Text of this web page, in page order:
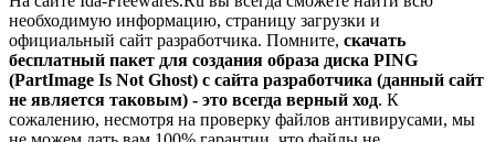
необходимую информацию, страницу загрузки и
официальный сайт разработчика. Помните, скачать
бесплатный пакет для создания образа диска PING
(PartImage Is Not Ghost) с сайта разработчика (данный сайт
не является таковым) - это всегда верный ход. К
сожалению, несмотря на проверку файлов антивирусами, мы